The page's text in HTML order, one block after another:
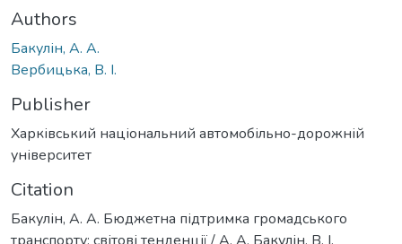
Authors
Бакулін, А. А.
Вербицька, В. І.
Publisher
Харківський національний автомобільно-дорожній
університет
Citation
Бакулін, А. А. Бюджетна підтримка громадського